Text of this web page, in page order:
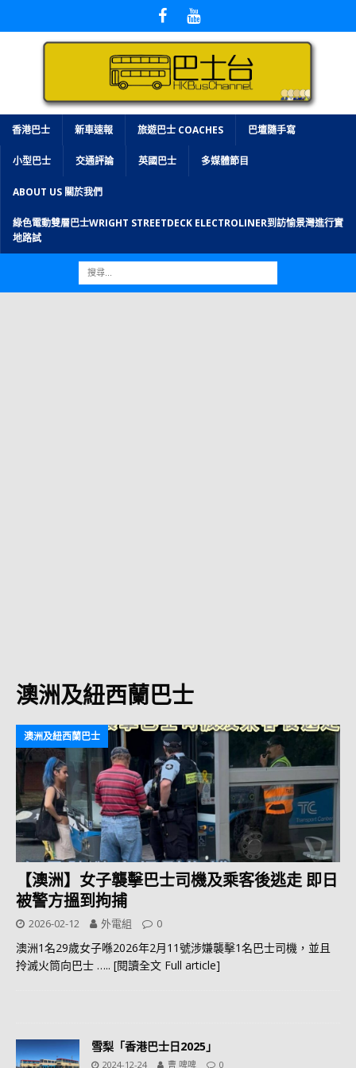
香港巴士 新車速報 旅遊巴士 COACHES 巴壇隨手寫
小型巴士 交通評論 英國巴士 多媒體節目
ABOUT US 關於我們
綠色電動雙層巴士WRIGHT STREETDECK ELECTROLINER到訪愉景灣進行實
地路試
澳洲及紐西蘭巴士
澳洲及紐西蘭巴士
【澳洲】女子襲擊巴士司機及乘客後逃走 即日
被警方搵到拘捕
2026-02-12 外電組 0
澳洲1名29歲女子喺2026年2月11號涉嫌襲擊1名巴士司機，並且
拎滅火筒向巴士 ….. [閱讀全文 Full article]
雪梨「香港巴士日2025」
2024-12-24 曹 啤啤 0